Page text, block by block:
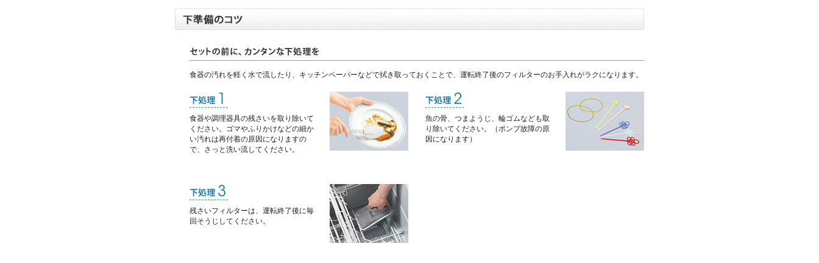
食器の汚れを軽く水で流したり、キッチンペーパーなどで拭き取っておくことで、運転終了後のフィルターのお手入れがラクになります。
食器や調理器具の残さいを取り除いて
ください。ゴマやふりかけなどの細か
い汚れは再付着の原因になりますの
で、さっと洗い流してください。
魚の骨、つまようじ、輪ゴムなども取
り除いてください。（ポンプ故障の原
因になります）
残さいフィルターは、運転終了後に毎
回そうじしてください。